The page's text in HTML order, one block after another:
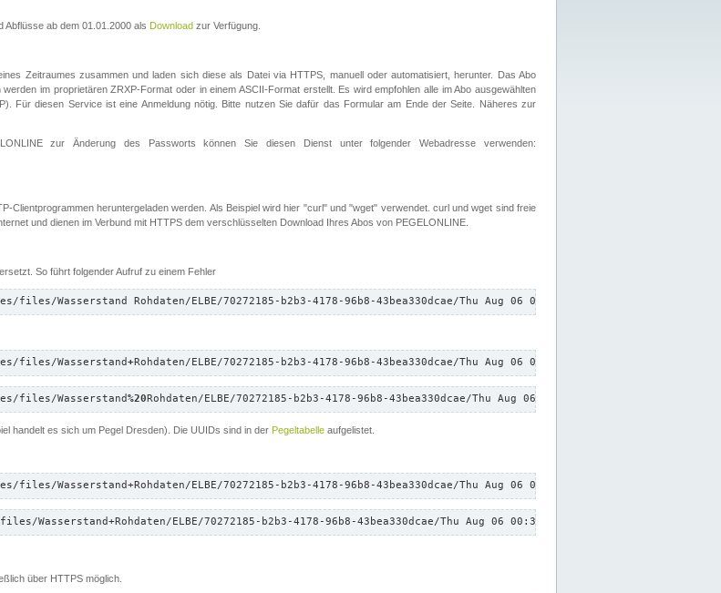
ab dem 01.01.2000 als Download zur Verfügung.
Zeitraumes zusammen und laden sich diese als Datei via HTTPS, manuell oder automatisiert, herunter. Das Abo
im proprietären ZRXP-Format oder in einem ASCII-Format erstellt. Es wird empfohlen alle im Abo ausgewählten
Für diesen Service ist eine Anmeldung nötig. Bitte nutzen Sie dafür das Formular am Ende der Seite. Näheres zur
zur Änderung des Passworts können Sie diesen Dienst unter folgender Webadresse verwenden:
Clientprogrammen heruntergeladen werden. Als Beispiel wird hier "curl" und "wget" verwendet. curl und wget sind freie
und dienen im Verbund mit HTTPS dem verschlüsselten Download Ihres Abos von PEGELONLINE.
So führt folgender Aufruf zu einem Fehler
Wasserstand Rohdaten/ELBE/70272185-b2b3-4178-96b8-43bea330dcae/Thu Aug 06 00:39:52 CEST 2026/down.txt"
files/Wasserstand+Rohdaten/ELBE/70272185-b2b3-4178-96b8-43bea330dcae/Thu Aug 06 00:39:52 CEST 2026/down.txt"
files/Wasserstand%20Rohdaten/ELBE/70272185-b2b3-4178-96b8-43bea330dcae/Thu Aug 06 00:39:52 CEST 2026/down.txt"
handelt es sich um Pegel Dresden). Die UUIDs sind in der Pegeltabelle aufgelistet.
Wasserstand+Rohdaten/ELBE/70272185-b2b3-4178-96b8-43bea330dcae/Thu Aug 06 00:39:52 CEST 2026/down.txt"
ELBE/70272185-b2b3-4178-96b8-43bea330dcae/Thu Aug 06 00:39:52 CEST 2026/down.txt"
über HTTPS möglich.